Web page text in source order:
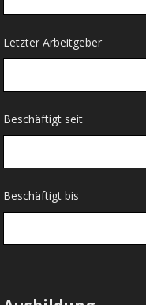
Letzter Arbeitgeber
Beschäftigt seit
Beschäftigt bis